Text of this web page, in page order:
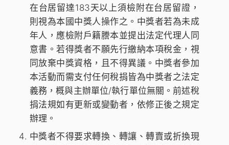
在台居留達183天以上須檢附在台居留證，
則視為本國中獎人操作之。中獎者若為未成
年人，應檢附戶籍謄本並提出法定代理人同
意書。若得獎者不願先行繳納本項稅金，視
同放棄中獎資格，且不得異議。中獎者參加
本活動而需支付任何稅捐皆為中獎者之法定
義務，概與主辦單位/執行單位無關。前述稅
捐法規如有更新或變動者，依修正後之規定
辦理。
中獎者不得要求轉換、轉讓、轉賣或折換現